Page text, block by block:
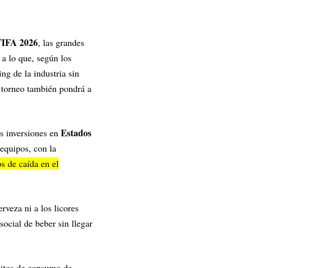
2026, las grandes
lo que, según los
de la industria sin
también pondrá a
inversiones en Estados
con la
de caída en el
ni a los licores
de beber sin llegar